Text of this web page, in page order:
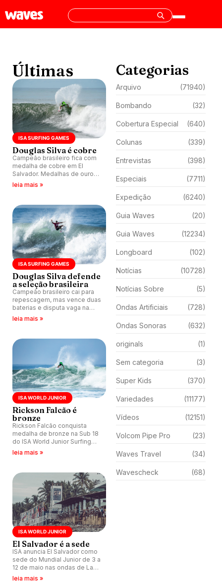
Últimas
ISA SURFING GAMES
Douglas Silva é cobre
Campeão brasileiro fica com
medalha de cobre em El
Salvador. Medalhas de ouro
ficam com australiano Dane
leia mais »
ISA SURFING GAMES
Douglas Silva defende
a seleção brasileira
Campeão brasileiro cai para
repescagem, mas vence duas
baterias e disputa vaga na
decisão do título e da
leia mais »
ISA WORLD JUNIOR
Rickson Falcão é
bronze
Rickson Falcão conquista
medalha de bronze na Sub 18
do ISA World Junior Surfing
Championship, disputado em
leia mais »
ISA WORLD JUNIOR
El Salvador é a sede
ISA anuncia El Salvador como
sede do Mundial Junior de 3 a
12 de maio nas ondas de La
Bocana e El Sunzal.
leia mais »
Categorias
Arquivo (71940)
Bombando (32)
Cobertura Especial (640)
Colunas (339)
Entrevistas (398)
Especiais (7711)
Expedição (6240)
Guia Waves (20)
Guia Waves (12234)
Longboard (102)
Notícias (10728)
Notícias Sobre (5)
Ondas Artificiais (728)
Ondas Sonoras (632)
originals (1)
Sem categoria (3)
Super Kids (370)
Variedades (11177)
Vídeos (12151)
Volcom Pipe Pro (23)
Waves Travel (34)
Wavescheck (68)